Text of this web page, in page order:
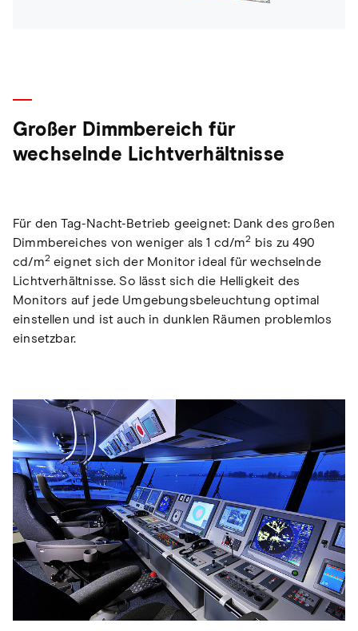
Großer Dimmbereich für
wechselnde Lichtverhältnisse
Für den Tag-Nacht-Betrieb geeignet: Dank des großen
Dimmbereiches von weniger als 1 cd/m2 bis zu 490
cd/m2eignet sich der Monitor ideal für wechselnde
Lichtverhältnisse. So lässt sich die Helligkeit des
Monitors auf jede Umgebungsbeleuchtung optimal
einstellen und ist auch in dunklen Räumen problemlos
einsetzbar.